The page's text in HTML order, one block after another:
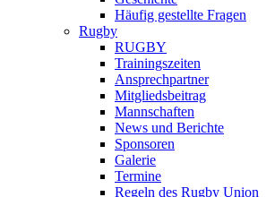
Häufig gestellte Fragen
Rugby
RUGBY
Trainingszeiten
Ansprechpartner
Mitgliedsbeitrag
Mannschaften
News und Berichte
Sponsoren
Galerie
Termine
Regeln des Rugby Union